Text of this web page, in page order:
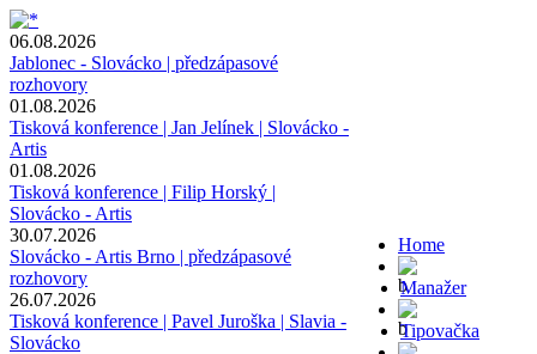
06.08.2026
Jablonec - Slovácko | předzápasové
rozhovory
01.08.2026
Tisková konference | Jan Jelínek | Slovácko -
Artis
01.08.2026
Tisková konference | Filip Horský |
Slovácko - Artis
30.07.2026
Slovácko - Artis Brno | předzápasové
rozhovory
26.07.2026
Tisková konference | Pavel Juroška | Slavia -
Slovácko
Home
Manažer
Tipovačka